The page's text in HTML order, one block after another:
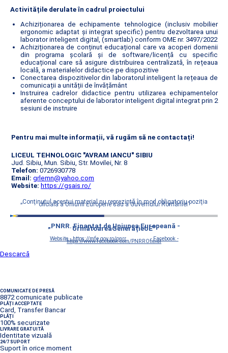
Activitățile derulate în cadrul proiectului
Achiziționarea de echipamente tehnologice (inclusiv mobilier
ergonomic adaptat și integrat specific) pentru dezvoltarea unui
laborator inteligent digital, (smartlab) conform OME nr. 3497/2022
Achiziționarea de conținut educațional care va acoperi domenii
din programa școlară și de software/licență cu specific
educațional care să asigure distribuirea centralizată, în rețeaua
locală, a materialelor didactice pe dispozitive
Conectarea dispozitivelor din laboratorul inteligent la rețeaua de
comunicații a unității de învățământ
Instruirea cadrelor didactice pentru utilizarea echipamentelor
aferente conceptului de laborator inteligent digital integrat prin 2
sesiuni de instruire
Pentru mai multe informații, vă rugăm să ne contactați!
LICEUL TEHNOLOGIC "AVRAM IANCU" SIBIU
Jud. Sibiu, Mun. Sibiu, Str. Movilei, Nr. 8
Telefon: 0726930778
Email: grlemn@yahoo.com
Website: https://gsais.ro/
„Conţinutul acestui material nu reprezintă în mod obligatoriu poziţia
oficială a Uniunii Europene sau a Guvernului României”
„PNRR. Finanțat de Uniunea Europeană -
UrmătoareaGenerațieUE”
Website - https://mfe.gov.ro/pnrr Facebook -
https://www.facebook.com/PNRROficial
Descarcă
COMUNICATE DE PRESĂ
8872 comunicate publicate
PLĂȚI ACCEPTATE
Card, Transfer Bancar
PLĂȚI
100% securizate
LIVRARE GRATUITĂ
Identitate vizuală
24/7 SUPORT
Suport în orice moment